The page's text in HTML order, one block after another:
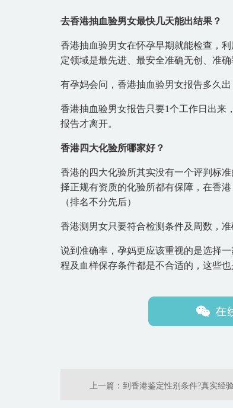
去香港抽血验男女最快几天能出结果？
香港抽血验男女在怀孕早期就能检查，
定领域是最先进、最安全准确无创、准
有孕妈会问，香港抽血验男女报告多久
香港抽血验男女报告只要1个工作日出来
报告才离开。
香港四大化验所哪家好？
香港的四大化验所其实没有一个评判标
择正规有资质的化验所都有保障，在香
（排名不分先后）
香港测男女只要符合检测条件及周数，
说到准确率，孕妈更应该重视的是选择
程及血样保存条件都是不合适的，这些也
上一篇：到香港鉴定性别条件?真实经